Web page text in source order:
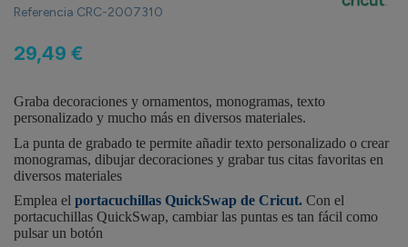
Referencia CRC-2007310
29,49 €
Graba decoraciones y ornamentos, monogramas, texto
personalizado y mucho más en diversos materiales.
La punta de grabado te permite añadir texto personalizado o crear
monogramas, dibujar decoraciones y grabar tus citas favoritas en
diversos materiales
Emplea el portacuchillas QuickSwap de Cricut. Con el
portacuchillas QuickSwap, cambiar las puntas es tan fácil como
pulsar un botón